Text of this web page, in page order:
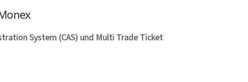
System (CAS) und Multi Trade Ticket